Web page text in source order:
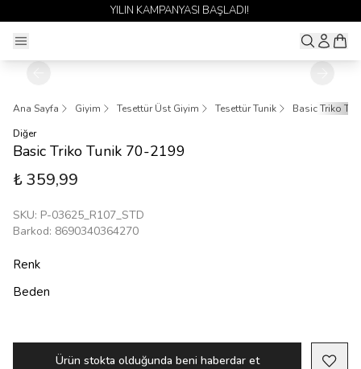
YILIN KAMPANYASI BAŞLADI!
Ana Sayfa Giyim Tesettür Üst Giyim Tesettür Tunik
Basic Triko
Diğer
Basic Triko Tunik 70-2199
₺ 359,99
SKU: P-03625_R107_STD
Barkod: 8690340364270
Renk
Beden
Ürün stokta olduğunda beni haberdar et